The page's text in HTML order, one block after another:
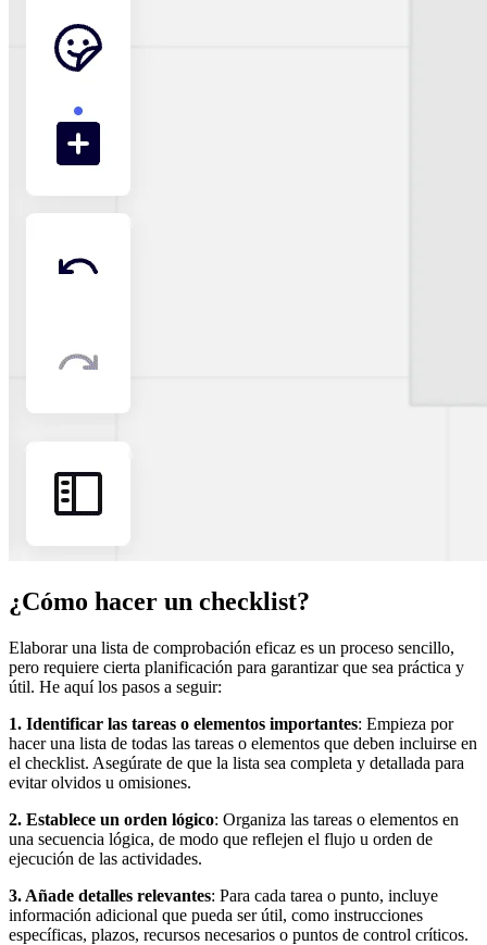
¿Cómo hacer un checklist?
Elaborar una lista de comprobación eficaz es un proceso sencillo,
pero requiere cierta planificación para garantizar que sea práctica y
útil. He aquí los pasos a seguir:
1. Identificar las tareas o elementos importantes: Empieza por
hacer una lista de todas las tareas o elementos que deben incluirse en
el checklist. Asegúrate de que la lista sea completa y detallada para
evitar olvidos u omisiones.
2. Establece un orden lógico: Organiza las tareas o elementos en
una secuencia lógica, de modo que reflejen el flujo u orden de
ejecución de las actividades.
3. Añade detalles relevantes: Para cada tarea o punto, incluye
información adicional que pueda ser útil, como instrucciones
específicas, plazos, recursos necesarios o puntos de control críticos.